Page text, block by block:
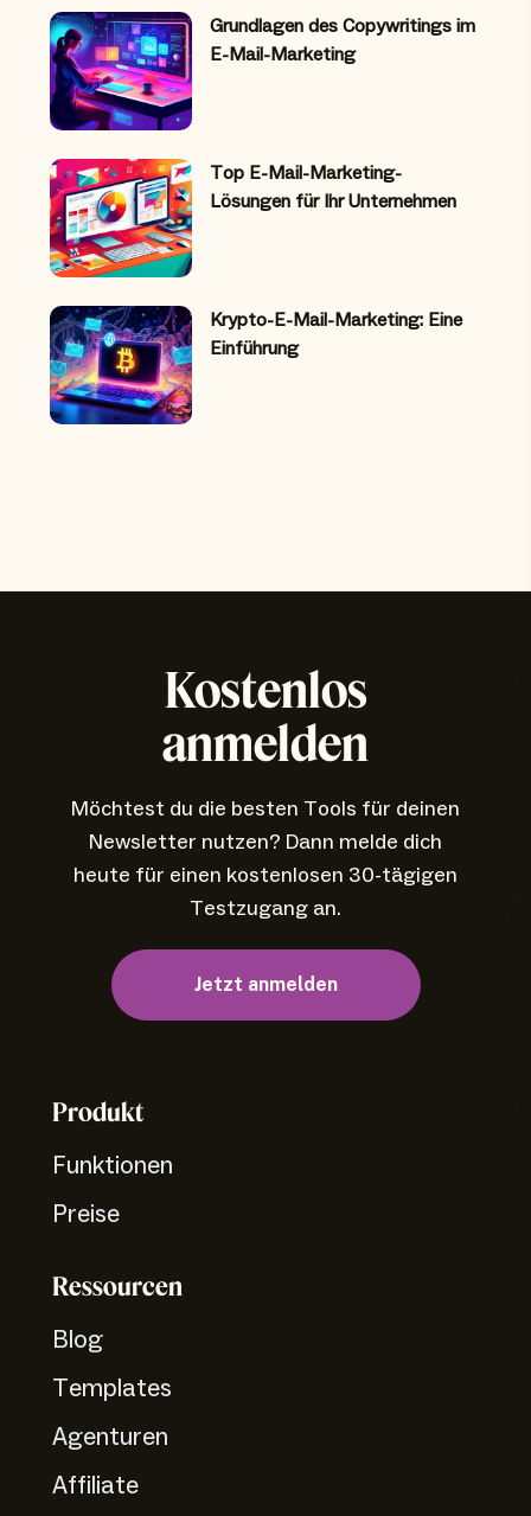
Grundlagen des Copywritings im
E-Mail-Marketing
Top E-Mail-Marketing-
Lösungen für Ihr Unternehmen
Krypto-E-Mail-Marketing: Eine
Einführung
Kostenlos
anmelden
Möchtest du die besten Tools für deinen
Newsletter nutzen? Dann melde dich
heute für einen kostenlosen 30-tägigen
Testzugang an.
Jetzt anmelden
Produkt
Funktionen
Preise
Ressourcen
Blog
Templates
Agenturen
Affiliate